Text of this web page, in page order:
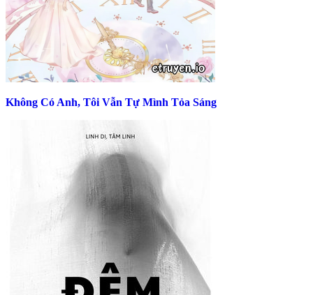
Không Có Anh, Tôi Vẫn Tự Mình Tỏa Sáng